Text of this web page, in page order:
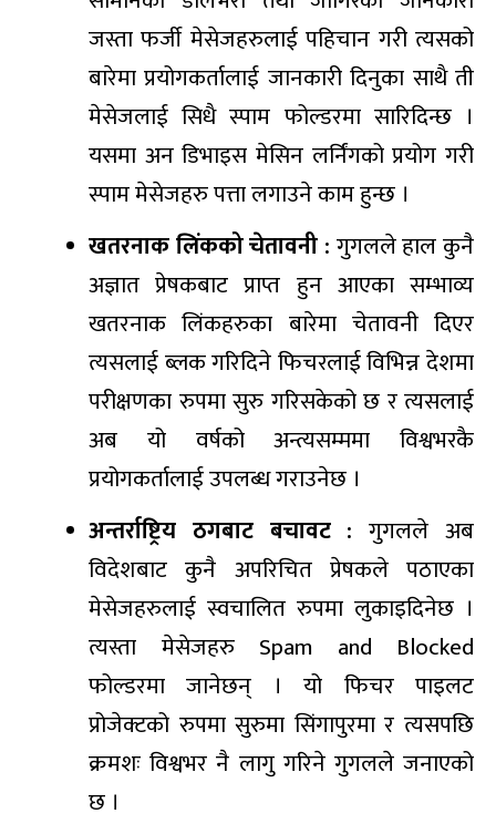
जस्ता फर्जी मेसेजहरुलाई पहिचान गरी त्यसको
बारेमा प्रयोगकर्तालाई जानकारी दिनुका साथै ती
मेसेजलाई सिधै स्पाम फोल्डरमा सारिदिन्छ ।
यसमा अन डिभाइस मेसिन लर्निंगको प्रयोग गरी
स्पाम मेसेजहरु पत्ता लगाउने काम हुन्छ ।
खतरनाक लिंकको चेतावनी : गुगलले हाल कुनै
अज्ञात प्रेषकबाट प्राप्त हुन आएका सम्भाव्य
खतरनाक लिंकहरुका बारेमा चेतावनी दिएर
त्यसलाई ब्लक गरिदिने फिचरलाई विभिन्न देशमा
परीक्षणका रुपमा सुरु गरिसकेको छ र त्यसलाई
अब यो वर्षको अन्त्यसम्ममा विश्वभरकै
प्रयोगकर्तालाई उपलब्ध गराउनेछ ।
अन्तर्राष्ट्रिय ठगबाट बचावट : गुगलले अब
विदेशबाट कुनै अपरिचित प्रेषकले पठाएका
मेसेजहरुलाई स्वचालित रुपमा लुकाइदिनेछ ।
त्यस्ता मेसेजहरु Spam and Blocked
फोल्डरमा जानेछन् । यो फिचर पाइलट
प्रोजेक्टको रुपमा सुरुमा सिंगापुरमा र त्यसपछि
क्रमशः विश्वभर नै लागु गरिने गुगलले जनाएको
छ ।